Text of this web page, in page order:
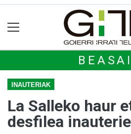
INAUTERIAK
La Salleko haur
desfilea